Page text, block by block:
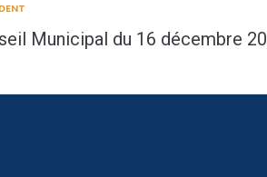
Municipal du 16 décembre